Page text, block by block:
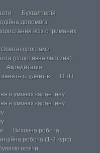
Бухгалтерія
допомога
всіх отриманих
Освітні програми
(спортивна частина)
Акредитація
студентів
ОПП
в умовах карантину
в умовах карантину
Виховна робота
робота (1-3 курс)
освіти